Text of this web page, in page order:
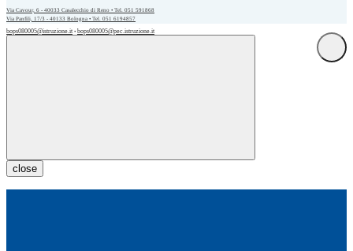
Via Cavour, 6 - 40033 Casalecchio di Reno • Tel. 051 591868
Via Panfili, 17/3 - 40133 Bologna • Tel. 051 6194857
bops080005@istruzione.it • bops080005@pec.istruzione.it
close